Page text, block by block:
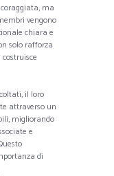
ma
vengono
chiara e
solo rafforza
il loro
attraverso un
migliorando
e
di